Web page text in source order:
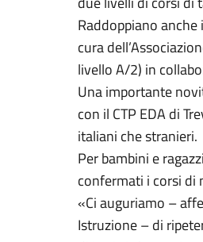
Raddoppiano
cura
livello A/2) in
Una importante
con il CTP EDA di
italiani che stranieri.
Per bambini e
confermati i corsi di
«Ci auguriamo –
Istruzione – di